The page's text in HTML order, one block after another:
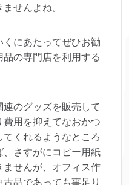
せんよね。
にあたってぜひお勧
の専門店を利用する
のグッズを販売して
用を抑えてなおかつ
くれるようなところ
さすがにコピー用紙
せんが、オフィス作
品であっても事足り